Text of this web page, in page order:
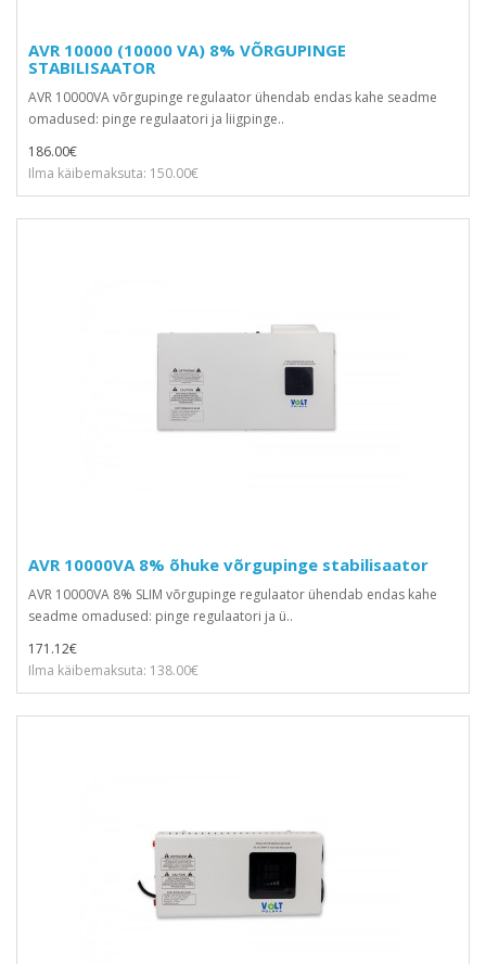
AVR 10000 (10000 VA) 8% VÕRGUPINGE
STABILISAATOR
AVR 10000VA võrgupinge regulaator ühendab endas kahe seadme
omadused: pinge regulaatori ja liigpinge..
186.00€
Ilma käibemaksuta: 150.00€
AVR 10000VA 8% õhuke võrgupinge stabilisaator
AVR 10000VA 8% SLIM võrgupinge regulaator ühendab endas kahe
seadme omadused: pinge regulaatori ja ü..
171.12€
Ilma käibemaksuta: 138.00€